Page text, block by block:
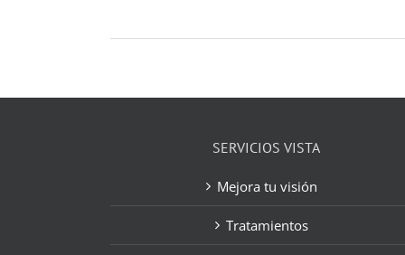
SERVICIOS VISTA
Mejora tu visión
Tratamientos